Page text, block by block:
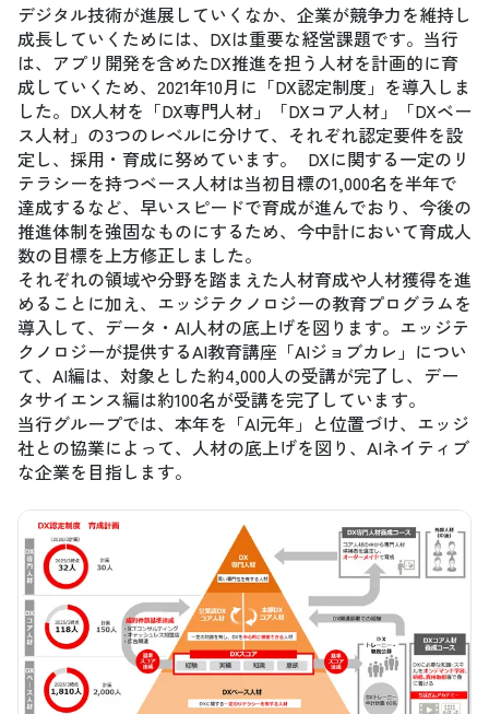
デジタル技術が進展していくなか、企業が競争力を維持し
成長していくためには、DXは重要な経営課題です。当行
は、アプリ開発を含めたDX推進を担う人材を計画的に育
成していくため、2021年10月に「DX認定制度」を導入しま
した。DX人材を「DX専門人材」「DXコア人材」「DXベー
ス人材」の3つのレベルに分けて、それぞれ認定要件を設
定し、採用・育成に努めています。 DXに関する一定のリ
テラシーを持つベース人材は当初目標の1,000名を半年で
達成するなど、早いスピードで育成が進んでおり、今後の
推進体制を強固なものにするため、今中計において育成人
数の目標を上方修正しました。
それぞれの領域や分野を踏まえた人材育成や人材獲得を進
めることに加え、エッジテクノロジーの教育プログラムを
導入して、データ・AI人材の底上げを図ります。エッジテ
クノロジーが提供するAI教育講座「AIジョブカレ」につい
て、AI編は、対象とした約4,000人の受講が完了し、デー
タサイエンス編は約100名が受講を完了しています。
当行グループでは、本年を「AI元年」と位置づけ、エッジ
社との協業によって、人材の底上げを図り、AIネイティブ
な企業を目指します。